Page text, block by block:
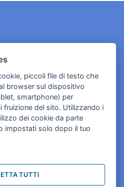
privacypiccoli file di testo che
browser sul dispositivo
smartphone) per
fruizione del sito. Utilizzando i
dei cookie da parte
impostati solo dopo il tuo
TUTTI